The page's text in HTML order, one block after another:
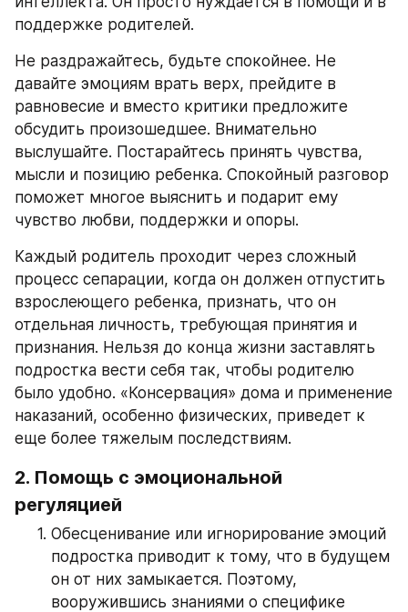
поддержке родителей.
Не раздражайтесь, будьте спокойнее. Не
давайте эмоциям врать верх, прейдите в
равновесие и вместо критики предложите
обсудить произошедшее. Внимательно
выслушайте. Постарайтесь принять чувства,
мысли и позицию ребенка. Спокойный разговор
поможет многое выяснить и подарит ему
чувство любви, поддержки и опоры.
Каждый родитель проходит через сложный
процесс сепарации, когда он должен отпустить
взрослеющего ребенка, признать, что он
отдельная личность, требующая принятия и
признания. Нельзя до конца жизни заставлять
подростка вести себя так, чтобы родителю
было удобно. «Консервация» дома и применение
наказаний, особенно физических, приведет к
еще более тяжелым последствиям.
2. Помощь с эмоциональной
регуляцией
Обесценивание или игнорирование эмоций
подростка приводит к тому, что в будущем
он от них замыкается. Поэтому,
вооружившись знаниями о специфике